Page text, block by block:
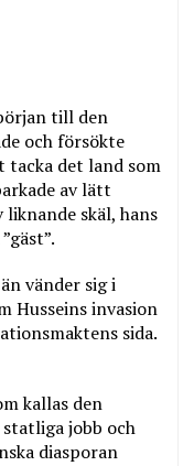
till den
och försökte
tacka det land som
av lätt
skäl, hans
vänder sig i
Husseins invasion
sida.
kallas den
jobb och
diasporan